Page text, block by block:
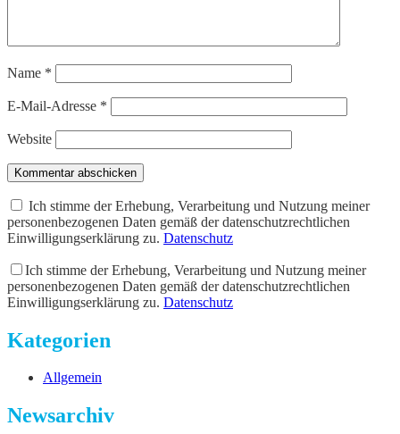
Name *
E-Mail-Adresse *
Website
Kommentar abschicken
Ich stimme der Erhebung, Verarbeitung und Nutzung meiner
personenbezogenen Daten gemäß der datenschutzrechtlichen
Einwilligungserklärung zu. Datenschutz
Ich stimme der Erhebung, Verarbeitung und Nutzung meiner
personenbezogenen Daten gemäß der datenschutzrechtlichen
Einwilligungserklärung zu. Datenschutz
Kategorien
Allgemein
Newsarchiv